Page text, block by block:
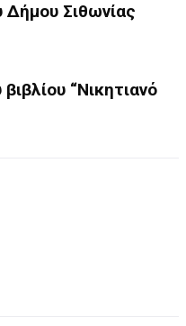
Σιθωνίας
“Νικητιανό